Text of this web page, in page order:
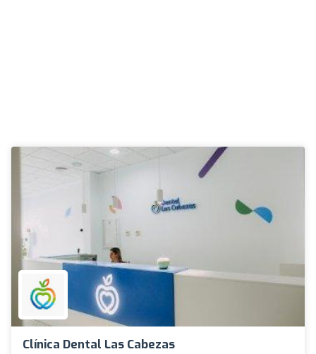
Clínica Dental Las Cabezas